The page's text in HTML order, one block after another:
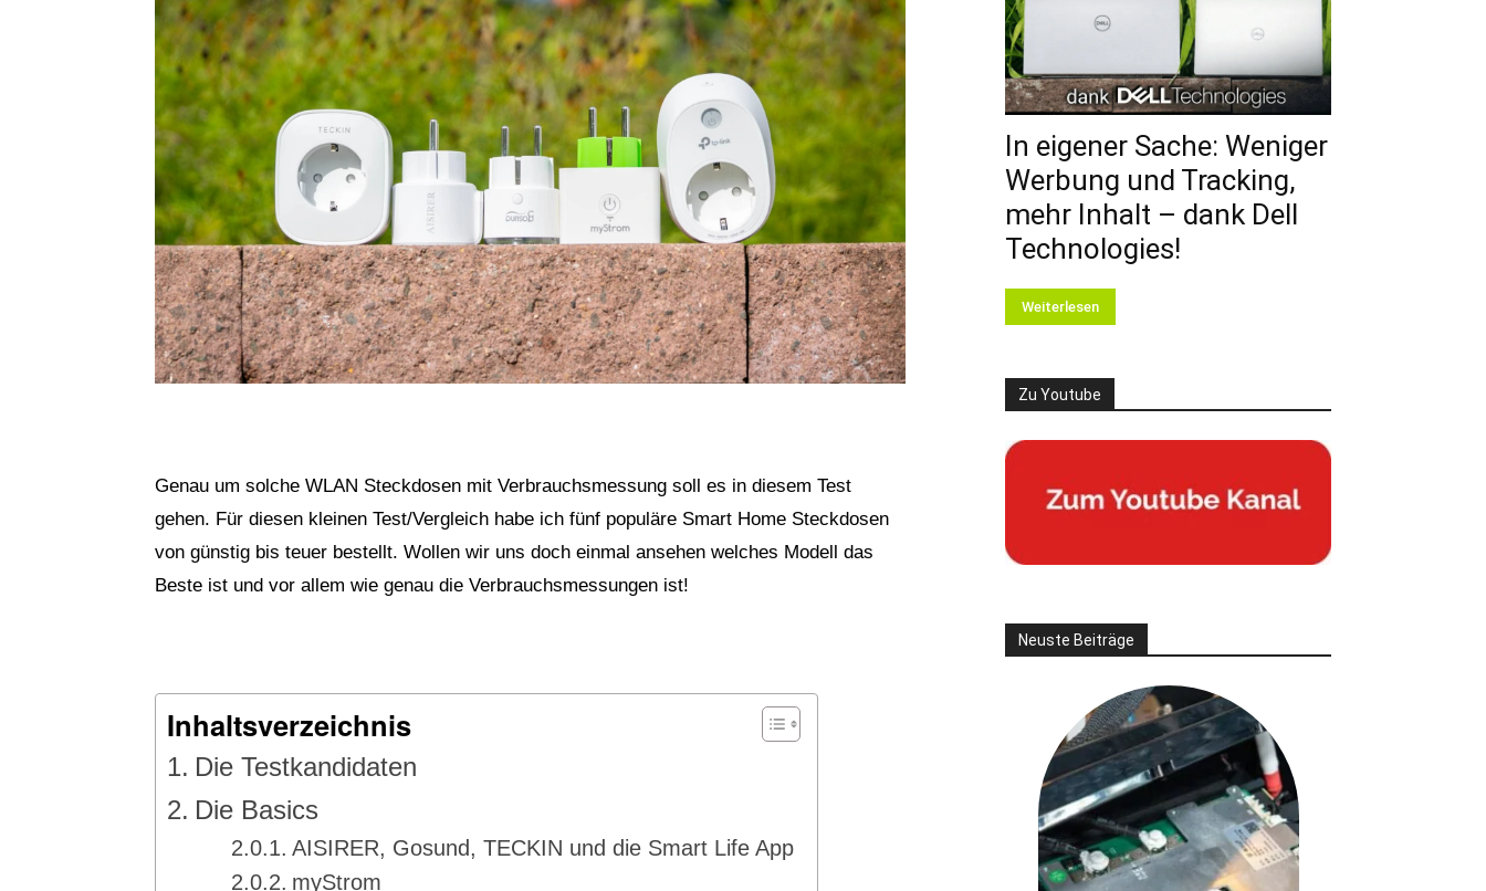
Genau um solche WLAN Steckdosen mit Verbrauchsmessung soll es in diesem Test
gehen. Für diesen kleinen Test/Vergleich habe ich fünf populäre Smart Home Steckdosen
von günstig bis teuer bestellt. Wollen wir uns doch einmal ansehen welches Modell das
Beste ist und vor allem wie genau die Verbrauchsmessungen ist!
Inhaltsverzeichnis
Die Testkandidaten
Die Basics
AISIRER, Gosund, TECKIN und die Smart Life App
myStrom
In eigener Sache: Weniger
Werbung und Tracking,
mehr Inhalt – dank Dell
Technologies!
Weiterlesen
Zu Youtube
Neuste Beiträge